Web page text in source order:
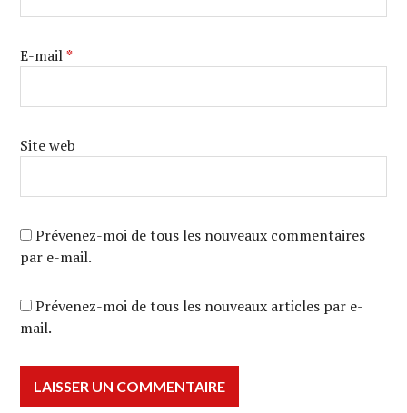
E-mail*
Site web
Prévenez-moi de tous les nouveaux commentaires
par e-mail.
Prévenez-moi de tous les nouveaux articles par e-
mail.